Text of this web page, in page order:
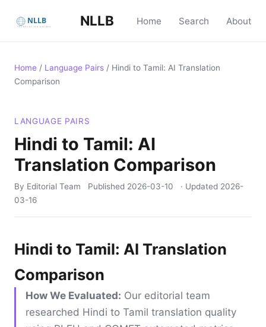
NLLB Home Search About
Home / Language Pairs / Hindi to Tamil: AI Translation
Comparison
LANGUAGE PAIRS
Hindi to Tamil: AI
Translation Comparison
By Editorial Team Published 2026-03-10 · Updated 2026-
03-16
Hindi to Tamil: AI Translation
Comparison
How We Evaluated: Our editorial team
researched Hindi to Tamil translation quality